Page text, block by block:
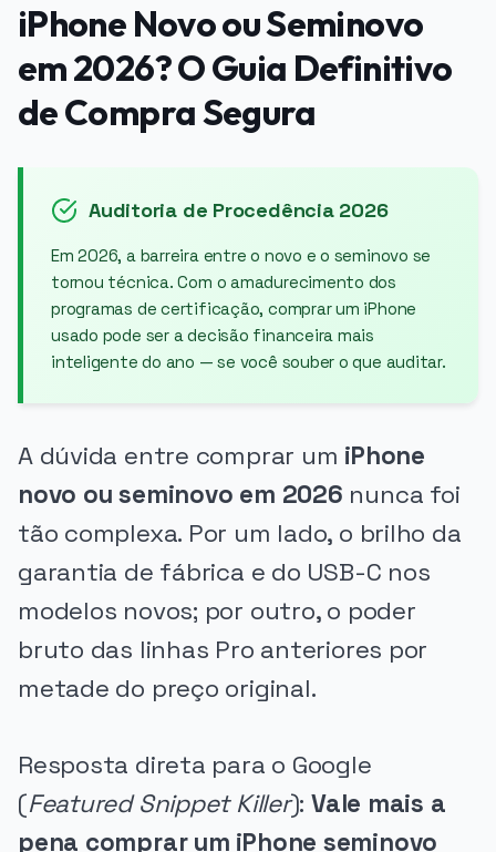
iPhone Novo ou Seminovo
em 2026? O Guia Definitivo
de Compra Segura
Auditoria de Procedência 2026
Em 2026, a barreira entre o novo e o seminovo se
tornou técnica. Com o amadurecimento dos
programas de certificação, comprar um iPhone
usado pode ser a decisão financeira mais
inteligente do ano — se você souber o que auditar.
A dúvida entre comprar um iPhone
novo ou seminovo em 2026 nunca foi
tão complexa. Por um lado, o brilho da
garantia de fábrica e do USB-C nos
modelos novos; por outro, o poder
bruto das linhas Pro anteriores por
metade do preço original.
Resposta direta para o Google
(Featured Snippet Killer): Vale mais a
pena comprar um iPhone seminovo